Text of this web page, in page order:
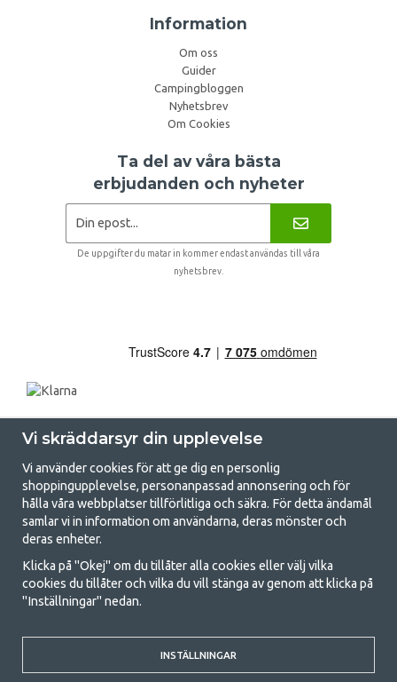
Information
Om oss
Guider
Campingbloggen
Nyhetsbrev
Om Cookies
Ta del av våra bästa
erbjudanden och nyheter
De uppgifter du matar in kommer endast användas till våra
nyhetsbrev.
GetCamping.se - Din butik för camping
och uteliv
Att campa kan antingen vara en livsstil eller ett sätt att samla familjen
för ett gemensamt äventyr. Oavsett vilken kategori du tillhör hittar du
med att campa så därför erbjuder vi riktigt bra priser på familjetält,
husvagnstält och all annan utrustning för camping och friluftsliv. Vårt
mål är att i varje priskategori erbjuda den bästa campingutrustningen
Vi skräddarsyr din upplevelse
Vi använder cookies för att ge dig en personlig
shoppingupplevelse, personanpassad annonsering och för
hålla våra webbplatser tillförlitliga och säkra. För detta ändamål
samlar vi in information om användarna, deras mönster och
deras enheter.
Klicka på "Okej" om du tillåter alla cookies eller välj vilka
cookies du tillåter och vilka du vill stänga av genom att klicka på
"Inställningar" nedan.
INSTÄLLNINGAR